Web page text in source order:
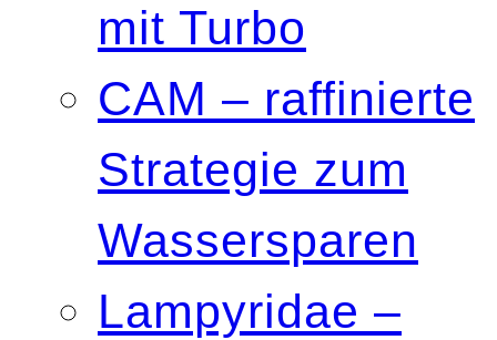
mit Turbo
CAM – raffinierte
Strategie zum
Wassersparen
Lampyridae –